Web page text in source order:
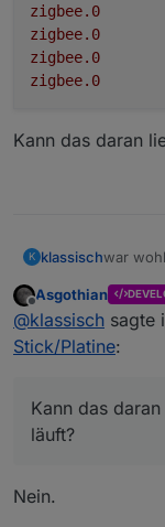
zigbee.0
zigbee.0
zigbee.0
zigbee.0
Kann das daran
K klassischwar
Offline
Asgothian
@klassisch sagte
Stick/Platine:
Kann das
läuft?
Nein.